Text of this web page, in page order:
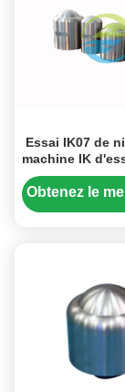
Essai IK07 de
machine IK
de l'annexe A
75 à IK10
Obtenez le